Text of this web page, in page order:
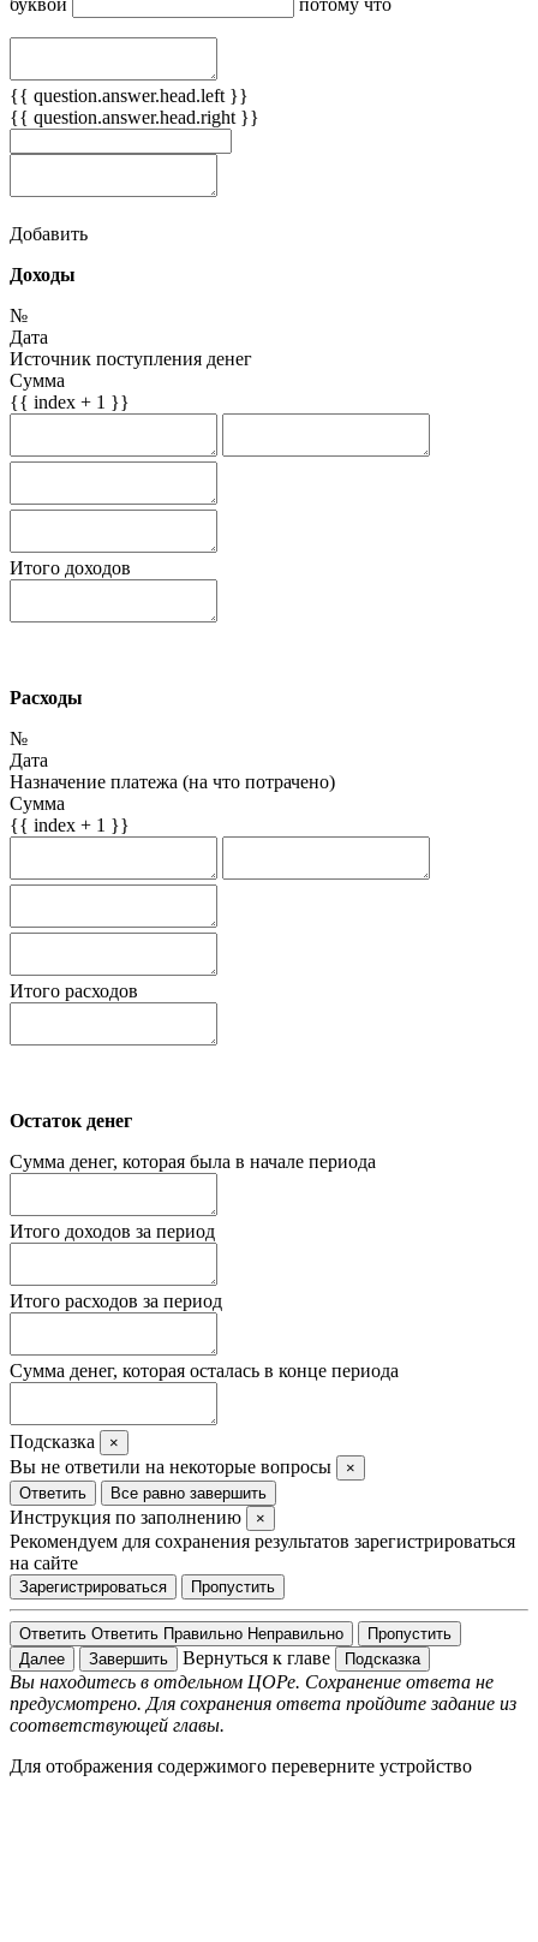
буквой потому что
{{ question.answer.head.left }}
{{ question.answer.head.right }}
Добавить
Доходы
№
Дата
Источник поступления денег
Сумма
{{ index + 1 }}
Итого доходов
Расходы
№
Дата
Назначение платежа (на что потрачено)
Сумма
{{ index + 1 }}
Итого расходов
Остаток денег
Сумма денег, которая была в начале периода
Итого доходов за период
Итого расходов за период
Сумма денег, которая осталась в конце периода
Подсказка ×
Вы не ответили на некоторые вопросы
×
Ответить
Все равно завершить
Инструкция по заполнению ×
Рекомендуем для сохранения результатов зарегистрироваться
на сайте
Зарегистрироваться Пропустить
Ответить Ответить Правильно Неправильно
Пропустить
Далее
Завершить Вернуться к главе Подсказка
Вы находитесь в отдельном ЦОРе. Сохранение ответа не
предусмотрено. Для сохранения ответа пройдите задание из
соответствующей главы.
Для отображения содержимого переверните устройство